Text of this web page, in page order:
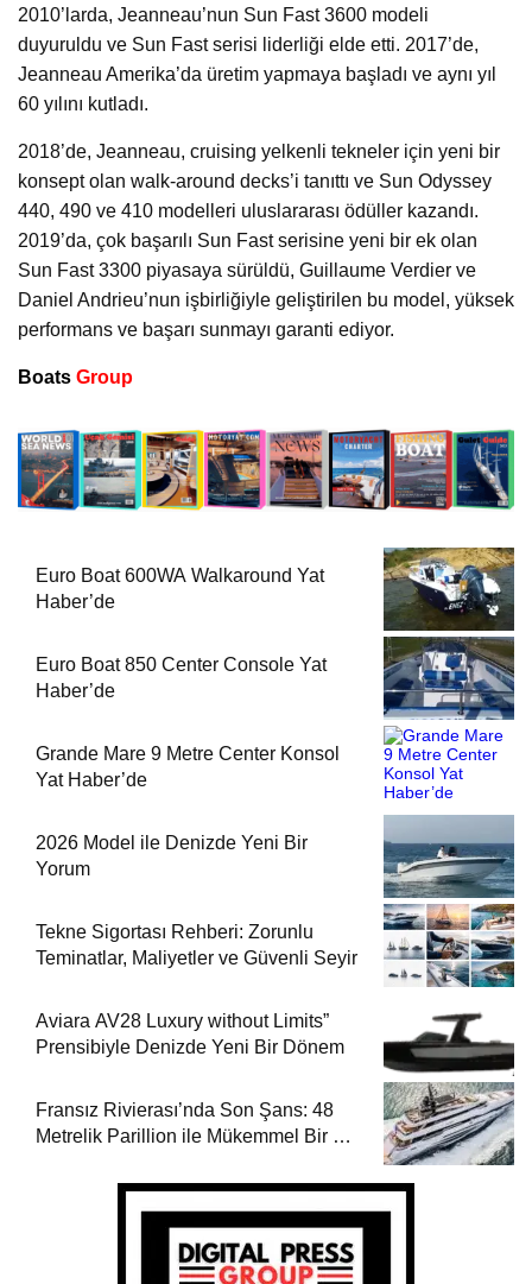
2010’larda, Jeanneau’nun Sun Fast 3600 modeli
duyuruldu ve Sun Fast serisi liderliği elde etti. 2017’de,
Jeanneau Amerika’da üretim yapmaya başladı ve aynı yıl
60 yılını kutladı.
2018’de, Jeanneau, cruising yelkenli tekneler için yeni bir
konsept olan walk-around decks’i tanıttı ve Sun Odyssey
440, 490 ve 410 modelleri uluslararası ödüller kazandı.
2019’da, çok başarılı Sun Fast serisine yeni bir ek olan
Sun Fast 3300 piyasaya sürüldü, Guillaume Verdier ve
Daniel Andrieu’nun işbirliğiyle geliştirilen bu model, yüksek
performans ve başarı sunmayı garanti ediyor.
Boats Group
Euro Boat 600WA Walkaround Yat
Haber’de
Euro Boat 850 Center Console Yat
Haber’de
Grande Mare 9 Metre Center Konsol
Yat Haber’de
2026 Model ile Denizde Yeni Bir
Yorum
Tekne Sigortası Rehberi: Zorunlu
Teminatlar, Maliyetler ve Güvenli Seyir
Aviara AV28 Luxury without Limits”
Prensibiyle Denizde Yeni Bir Dönem
Fransız Rivierası’nda Son Şans: 48
Metrelik Parillion ile Mükemmel Bir Yat